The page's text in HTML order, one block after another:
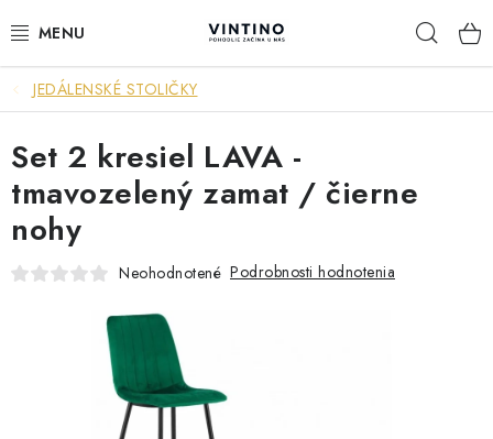
na
NÁBYTOK
VÝPREDAJ
ZÁVESNÉ HOJDACIE KRESLÁ
JEDÁLENSKÉ ZOSTAVY
JEDÁLENSKÉ STOLY
JEDÁLENSKÉ STOLIČKY
JEDÁLENSKÉ STOLIČKY
Set 2 kresiel LAVA -
tmavozelený zamat / čierne
nohy
Neohodnotené Podrobnosti hodnotenia